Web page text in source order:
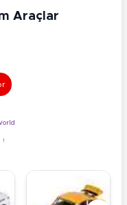
Araçlar
!